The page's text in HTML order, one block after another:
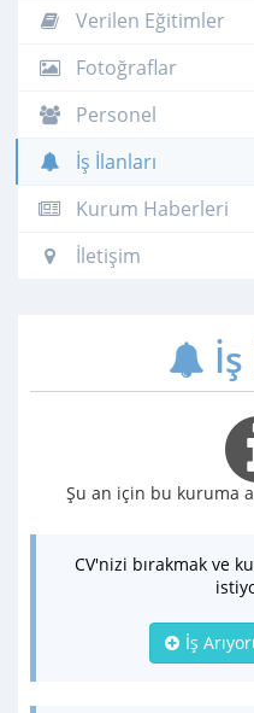
Verilen Eğitimler
Fotoğraflar
Personel
İş İlanları
Kurum Haberleri
İletişim
İş
Şu an için bu kuruma
CV'nizi bırakmak ve
İş